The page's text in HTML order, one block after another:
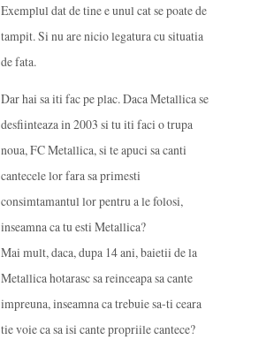
Exemplul dat de tine e unul cat se poate de
tampit. Si nu are nicio legatura cu situatia
de fata.
Dar hai sa iti fac pe plac. Daca Metallica se
desfiinteaza in 2003 si tu iti faci o trupa
noua, FC Metallica, si te apuci sa canti
cantecele lor fara sa primesti
consimtamantul lor pentru a le folosi,
inseamna ca tu esti Metallica?
Mai mult, daca, dupa 14 ani, baietii de la
Metallica hotarasc sa reinceapa sa cante
impreuna, inseamna ca trebuie sa-ti ceara
tie voie ca sa isi cante propriile cantece?